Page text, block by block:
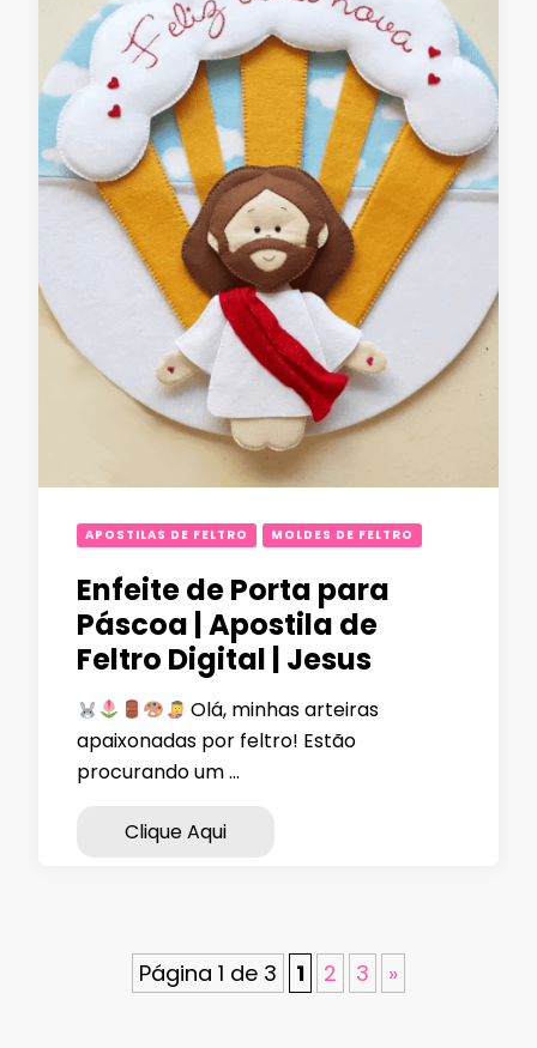
APOSTILAS DE FELTRO MOLDES DE FELTRO
Enfeite de Porta para
Páscoa | Apostila de
Feltro Digital | Jesus
Olá, minhas arteiras
apaixonadas por feltro! Estão
procurando um …
Clique Aqui
Página 1 de 3 1 2 3 »